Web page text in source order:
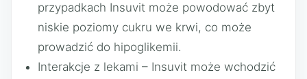
przypadkach Insuvit może powodować zbyt
niskie poziomy cukru we krwi, co może
prowadzić do hipoglikemii.
Interakcje z lekami – Insuvit może wchodzić